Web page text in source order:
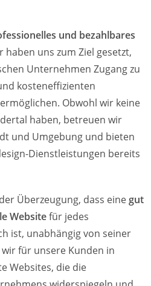
und bezahlbares
haben uns zum Ziel gesetzt,
Unternehmen Zugang zu
kosteneffizienten
Obwohl wir keine
haben, betreuen wir
und Umgebung und bieten
Dienstleistungen bereits
Überzeugung, dass eine gut
Websitefür jedes
ist, unabhängig von seiner
für unsere Kunden in
Websites, die die